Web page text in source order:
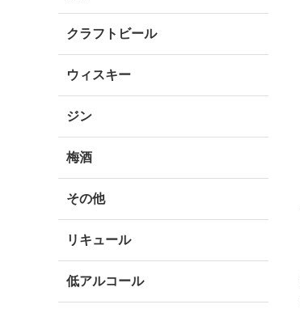
クラフトビール
ウィスキー
ジン
梅酒
その他
リキュール
低アルコール